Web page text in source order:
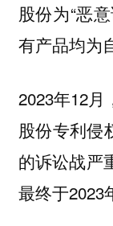
股份为“恶
有产品均为
2023年12
股份专利侵
的诉讼战严
最终于2023